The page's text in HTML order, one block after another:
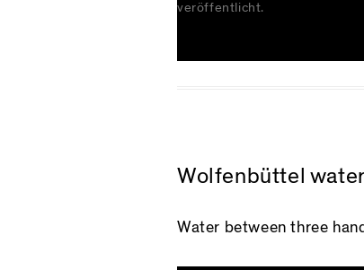
veröffentlicht.
Wolfenbüttel water
Water between three